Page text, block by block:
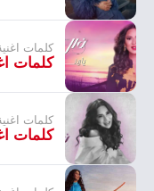
كلمات
كلمات
كلمات
كلمات